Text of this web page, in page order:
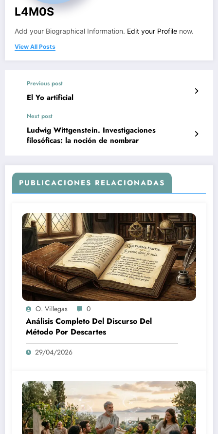
L4M0S
Add your Biographical Information. Edit your Profile now.
View All Posts
Previous post
El Yo artificial
Next post
Ludwig Wittgenstein. Investigaciones
filosóficas: la noción de nombrar
PUBLICACIONES RELACIONADAS
O. Villegas 0
Análisis Completo Del Discurso Del
Método Por Descartes
29/04/2026